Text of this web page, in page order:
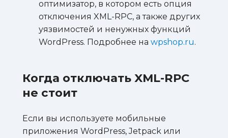
оптимизатор, в котором есть опция
отключения XML-RPC, а также других
уязвимостей и ненужных функций
WordPress. Подробнее на wpshop.ru.
Когда отключать XML-RPC
не стоит
Если вы используете мобильные
приложения WordPress, Jetpack или